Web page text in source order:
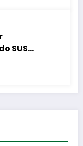
SUS